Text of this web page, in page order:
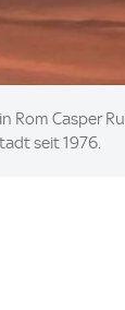
Rom Casper
seit 1976.